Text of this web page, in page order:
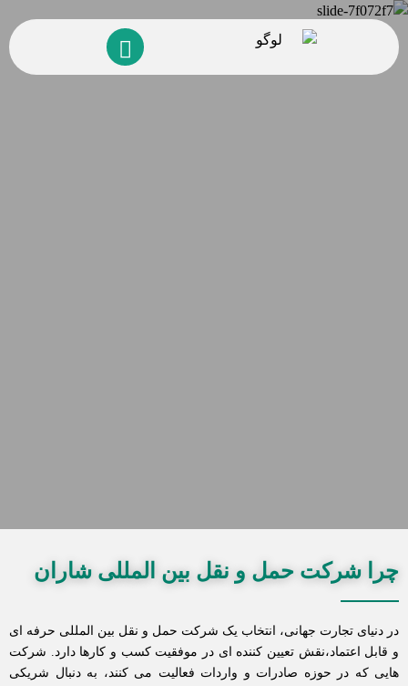
چرا شرکت حمل و نقل بین المللی شاران
در دنیای تجارت جهانی، انتخاب یک شرکت حمل و نقل بین المللی حرفه ای
و قابل اعتماد،نقش تعیین کننده ای در موفقیت کسب و کارها دارد. شرکت
هایی که در حوزه صادرات و واردات فعالیت می کنند، به دنبال شریکی